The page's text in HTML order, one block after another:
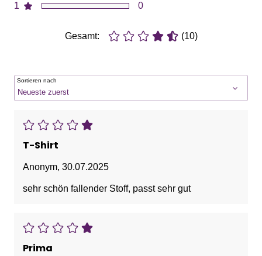
1
0
Gesamt: (10)
Sortieren nach
T-Shirt
Anonym, 30.07.2025
sehr schön fallender Stoff, passt sehr gut
Prima